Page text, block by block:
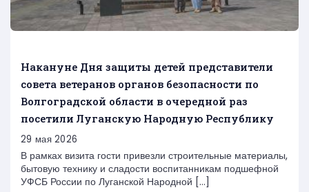
Накануне Дня защиты детей представители
совета ветеранов органов безопасности по
Волгоградской области в очередной раз
посетили Луганскую Народную Республику
29 мая 2026
В рамках визита гости привезли строительные материалы,
бытовую технику и сладости воспитанникам подшефной
УФСБ России по Луганской Народной […]